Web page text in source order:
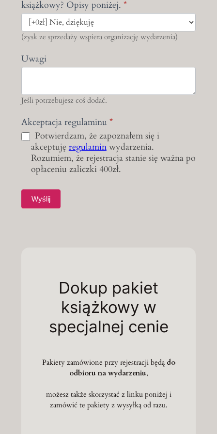
książkowy? Opisy poniżej. *
(zysk ze sprzedaży wspiera organizację wydarzenia)
Uwagi
Jeśli potrzebujesz coś dodać.
Akceptacja regulaminu *
Potwierdzam, że zapoznałem się i
akceptuję regulaminwydarzenia.
Rozumiem, że rejestracja stanie się ważna po
opłaceniu zaliczki 400zł.
Wyślij
Dokup pakiet
książkowy w
specjalnej cenie
Pakiety zamówione przy rejestracji będą do
odbioru na wydarzeniu,
możesz także skorzystać z linku poniżej i
zamówić te pakiety z wysyłką od razu.